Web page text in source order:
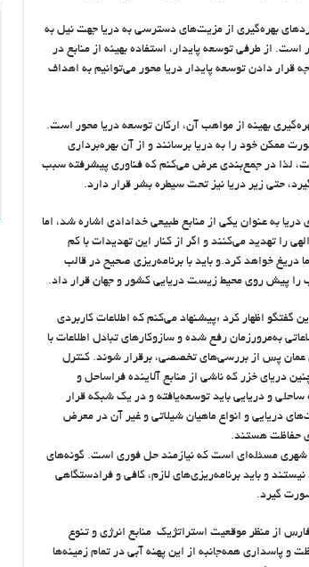
بهره‌گیری از مزیت‌های دسترسی به دریا جهت نیل به
از طرفی توسعه پایدار، استفاده بهینه از منابع در
دادن توسعه پایدار دریا محور می‌توانیم به اهداف
بهینه از مواهب آن، ارکان توسعه دریا محور است.
ممکن خود را به دریا برسانند و از آن بهره‌برداری
لذا در جمع‌بندی عرض می‌کنم که فناوری پیشرفته سبب
حتی زیر دریا نیز تحت سیطره بشر قرار دارد.
به عنوان یکی از منابع طبیعی خدادادی اشاره شد، اما
را تهدید می‌کنند و اگر از کنار این تهدیدات با کم
خواهد کرد.و باید با برنامه‌ریزی صحیح در قالب
را پیش روی محیط زیست دریایی کشور و جهان قرار داد.
گفتگو اظهار کرد :پیشنهاد می‌کنم که اطلاعات کاربردی
به‌مرورزمان رفع شده و سازوکارهای تبادل اطلاعات با
عمان پس از بررسی‌های تخصصی، برقرار شوند. کنترل
دریای خزر که ناشی از منابع آلاینده فراساحل و
و دریایی باید توسعه‌یافته و در یک شبکه قرار
دریایی و انواع ماهیان شیلاتی و غیر آن در معرض
حفاظت هستند.
شهری مسئله‌ای است که نیازمند حل فوری است. گونه‌های
و باید برنامه‌ریزی‌های لازم، کافی و فرادستگاهی
گیرد.
از منظر موقعیت استراتژیک منابع انرژی و تنوع
پاسداری همه‌جانبه از این پهنه آبی در تمام زمینه‌ها